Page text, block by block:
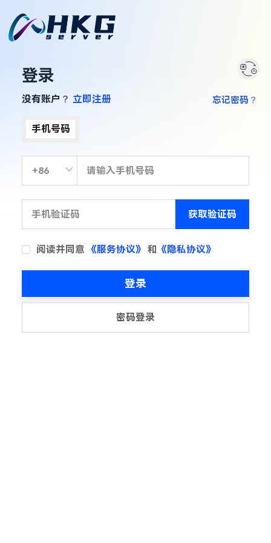
登录
没有账户？ 立即注册
手机号码
获取验证码
阅读并同意 《服务协议》 和 《隐私协议》
忘记密码？
登录
密码登录